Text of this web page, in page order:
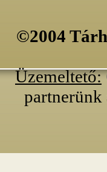
©2004
Üzemeltető:
partnerünk